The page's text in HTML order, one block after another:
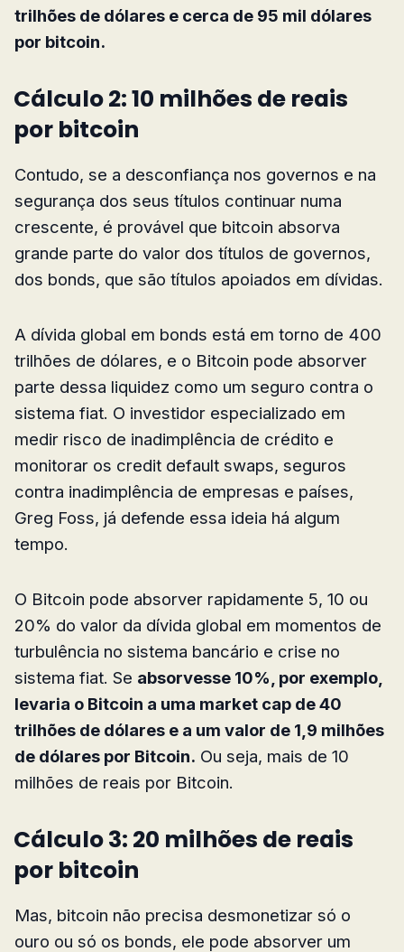
trilhões de dólares e cerca de 95 mil dólares
por bitcoin.
Cálculo 2: 10 milhões de reais
por bitcoin
Contudo, se a desconfiança nos governos e na
segurança dos seus títulos continuar numa
crescente, é provável que bitcoin absorva
grande parte do valor dos títulos de governos,
dos bonds, que são títulos apoiados em dívidas.
A dívida global em bonds está em torno de 400
trilhões de dólares, e o Bitcoin pode absorver
parte dessa liquidez como um seguro contra o
sistema fiat. O investidor especializado em
medir risco de inadimplência de crédito e
monitorar os credit default swaps, seguros
contra inadimplência de empresas e países,
Greg Foss, já defende essa ideia há algum
tempo.
O Bitcoin pode absorver rapidamente 5, 10 ou
20% do valor da dívida global em momentos de
turbulência no sistema bancário e crise no
sistema fiat. Se absorvesse 10%, por exemplo,
levaria o Bitcoin a uma market cap de 40
trilhões de dólares e a um valor de 1,9 milhões
de dólares por Bitcoin. Ou seja, mais de 10
milhões de reais por Bitcoin.
Cálculo 3: 20 milhões de reais
por bitcoin
Mas, bitcoin não precisa desmonetizar só o
ouro ou só os bonds, ele pode absorver um